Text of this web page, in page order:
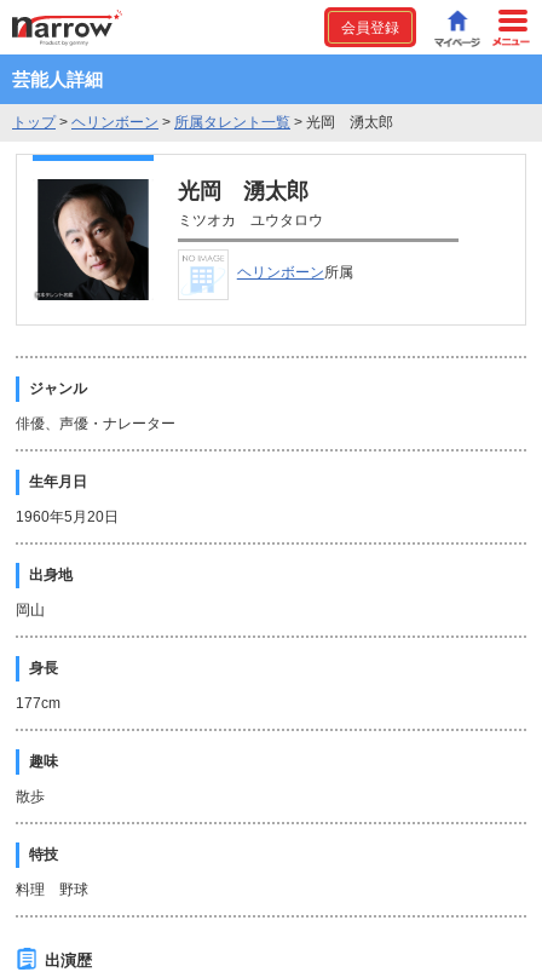
会員登録
芸能人詳細
トップ> ヘリンボーン > 所属タレント一覧 > 光岡 湧太郎
光岡 湧太郎
ミツオカ ユウタロウ
ヘリンボーン所属
ジャンル
俳優、声優・ナレーター
生年月日
1960年5月20日
出身地
岡山
身長
177cm
趣味
散歩
特技
料理 野球
出演歴